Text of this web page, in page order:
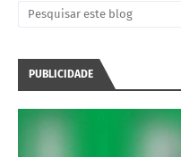
PUBLICIDADE